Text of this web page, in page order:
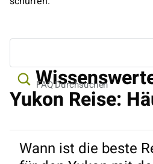
FAQ Durchsuchen
Yukon Reise:
Wann ist die beste